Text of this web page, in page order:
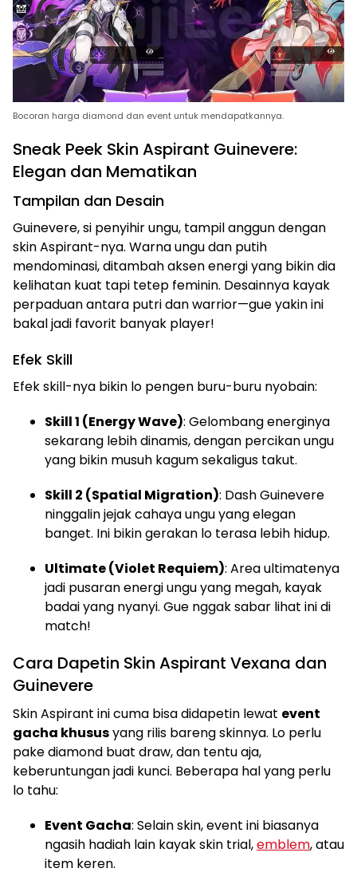
Bocoran harga diamond dan event untuk mendapatkannya.
Sneak Peek Skin Aspirant Guinevere:
Elegan dan Mematikan
Tampilan dan Desain
Guinevere, si penyihir ungu, tampil anggun dengan
skin Aspirant-nya. Warna ungu dan putih
mendominasi, ditambah aksen energi yang bikin dia
kelihatan kuat tapi tetep feminin. Desainnya kayak
perpaduan antara putri dan warrior—gue yakin ini
bakal jadi favorit banyak player!
Efek Skill
Efek skill-nya bikin lo pengen buru-buru nyobain:
Skill 1 (Energy Wave): Gelombang energinya
sekarang lebih dinamis, dengan percikan ungu
yang bikin musuh kagum sekaligus takut.
Skill 2 (Spatial Migration): Dash Guinevere
ninggalin jejak cahaya ungu yang elegan
banget. Ini bikin gerakan lo terasa lebih hidup.
Ultimate (Violet Requiem): Area ultimatenya
jadi pusaran energi ungu yang megah, kayak
badai yang nyanyi. Gue nggak sabar lihat ini di
match!
Cara Dapetin Skin Aspirant Vexana dan
Guinevere
Skin Aspirant ini cuma bisa didapetin lewat event
gacha khususyang rilis bareng skinnya. Lo perlu
pake diamond buat draw, dan tentu aja,
keberuntungan jadi kunci. Beberapa hal yang perlu
lo tahu:
Event Gacha: Selain skin, event ini biasanya
ngasih hadiah lain kayak skin trial,emblem, atau
item keren.